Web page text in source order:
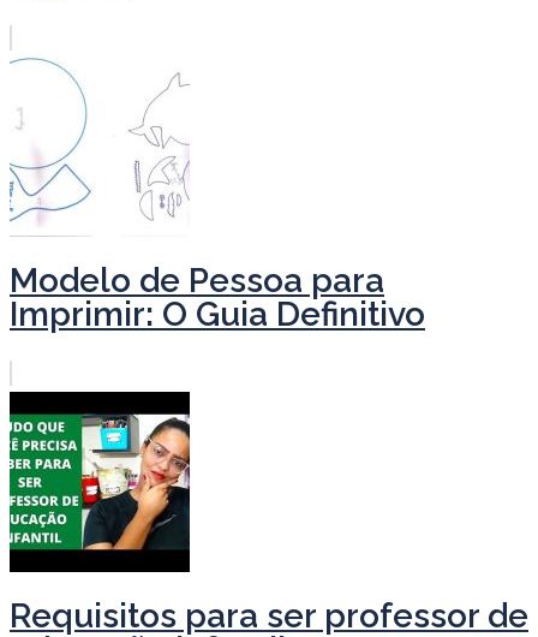
Modelo de Pessoa para
Imprimir: O Guia Definitivo
Requisitos para ser professor de